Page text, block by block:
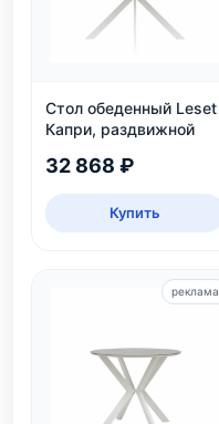
Стол обеденный Leset
Капри, раздвижной
32 868 ₽
Купить
реклама